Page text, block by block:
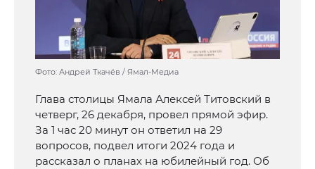
Фото: Андрей Ткачёв / Ямал-Медиа
Глава столицы Ямала Алексей Титовский в
четверг, 26 декабря, провел прямой эфир.
За 1 час 20 минут он ответил на 29
вопросов, подвел итоги 2024 года и
рассказал о планах на юбилейный год. Об